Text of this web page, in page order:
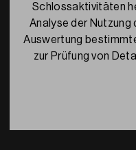
Schlossaktivitäten
Analyse der Nutzung
Auswertung
zur Prüfung von